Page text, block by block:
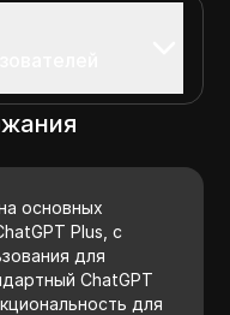
основных
Plus, с
для
ChatGPT
для